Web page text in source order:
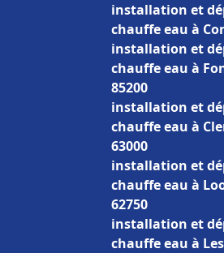
installation et
chauffe eau à
installation et
chauffe eau à
85200
installation et
chauffe eau à
63000
installation et
chauffe eau à
62750
installation et
chauffe eau à